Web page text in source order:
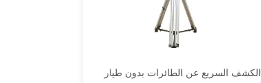
الكشف السريع عن الطائرات بدون طيار